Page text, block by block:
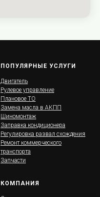
ПОПУЛЯРНЫЕ УСЛУГИ
Двигатель
Рулевое управление
Плановое ТО
Замена масла в АКПП
Шиномонтаж
Заправка кондиционера
Регулировка развал схождения
Ремонт коммерческого
транспорта
Запчасти
КОМПАНИЯ